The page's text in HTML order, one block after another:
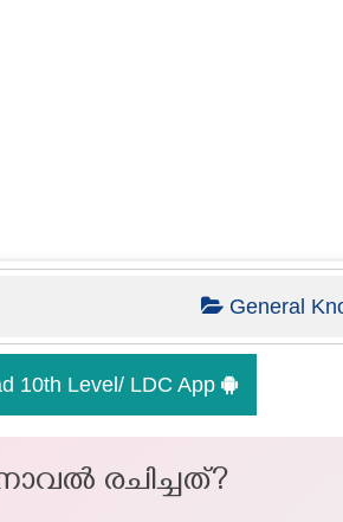
General
10th Level/ LDC App
രചിച്ചത്?